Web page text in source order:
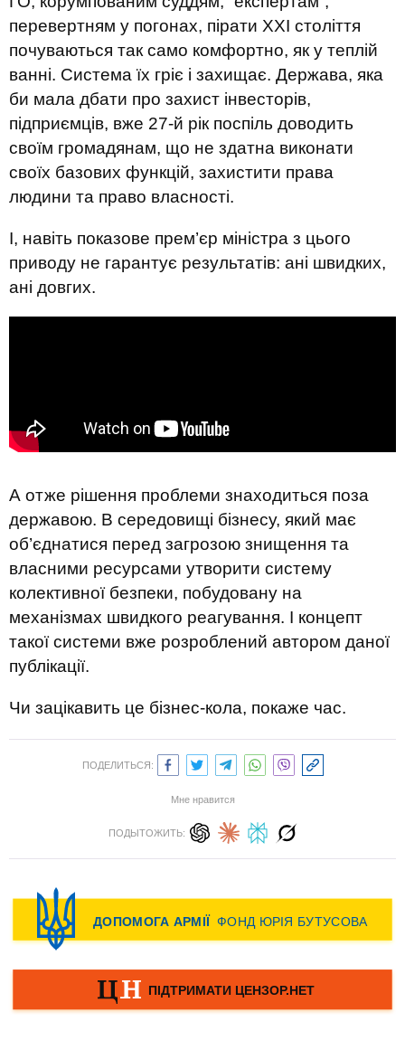
перевертням у погонах, пірати ХХІ століття
почуваються так само комфортно, як у теплій
ванні. Система їх гріє і захищає. Держава, яка
би мала дбати про захист інвесторів,
підприємців, вже 27-й рік поспіль доводить
своїм громадянам, що не здатна виконати
своїх базових функцій, захистити права
людини та право власності.
І, навіть показове прем’єр міністра з цього
приводу не гарантує результатів: ані швидких,
ані довгих.
А отже рішення проблеми знаходиться поза
державою. В середовищі бізнесу, який має
об’єднатися перед загрозою знищення та
власними ресурсами утворити систему
колективної безпеки, побудовану на
механізмах швидкого реагування. І концепт
такої системи вже розроблений автором даної
публікації.
Чи зацікавить це бізнес-кола, покаже час.
ПОДЕЛИТЬСЯ:
Мне нравится
ПОДЫТОЖИТЬ: